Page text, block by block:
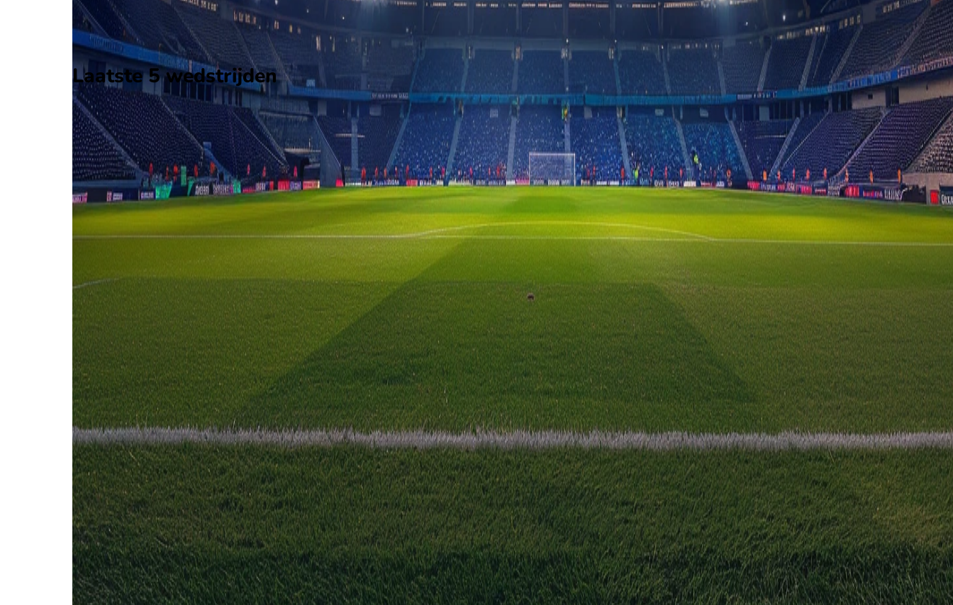
Op 16 augustus 2026 gaat Dynamo Brest de strijd aan met Isloch. De wedstrijd wordt afgetrapt om 17:00 en wordt gespeeld in de Belarus 1.
Stadion: OSK Brestskiy, Brest
Scheidsrechter: Onbekend
Laatste 5 wedstrijden
H2H
Dynamo Brest
Isloch
9 apr2026
Isloch
Dynamo Brest
01
Dynamo Brest
30 mei
Dynamo Brest
Isloch
1 2
4 aug 2024
Dynamo Brest
Isloch
32
15 mrt 2024
Isloch
Dynamo Brest
11
Dynamo Brest (2) 40%
Gelijk (2)40%